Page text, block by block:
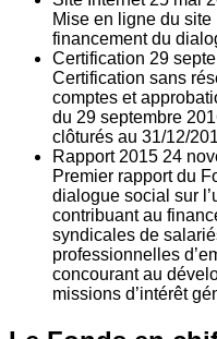
Mise en ligne du
financement du
Certification 29
Certification sans
comptes et
du 29 septembre
clôturés au 31/12/
Rapport 2015 24
Premier rapport du
dialogue social sur
contribuant au
syndicales de
professionnelles
concourant au
missions d’intérêt